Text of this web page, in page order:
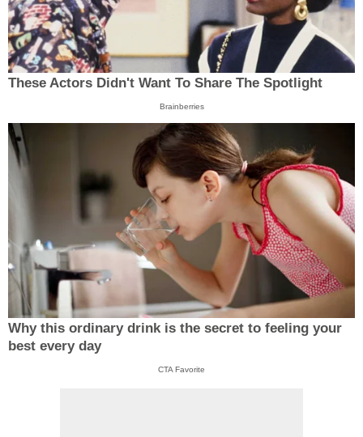
These Actors Didn't Want To Share The Spotlight
Brainberries
Why this ordinary drink is the secret to feeling your
best every day
CTA Favorite